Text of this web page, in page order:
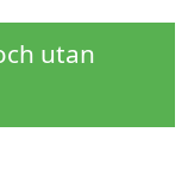
utan